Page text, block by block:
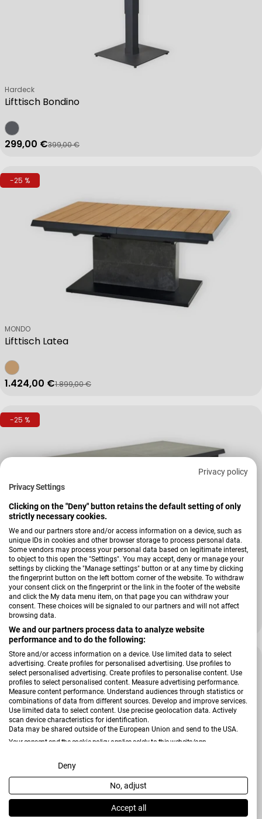
Privacy policy
Privacy Settings
Clicking on the "Deny" button retains the default setting of only
strictly necessary cookies.
We and our partners store and/or access information on a device, such as
unique IDs in cookies and other browser storage to process personal data.
Some vendors may process your personal data based on legitimate interest,
to object to this open the "Settings". You may accept, deny or manage your
settings by clicking the "Manage settings" button or at any time by clicking
the fingerprint button on the left bottom corner of the website. To withdraw
your consent click on the fingerprint or the link in the footer of the website
and click the My data menu item, on that page you can withdraw your
consent. These choices will be signaled to our partners and will not affect
browsing data.
We and our partners process data to analyze website
performance and to do the following:
Store and/or access information on a device. Use limited data to select
advertising. Create profiles for personalised advertising. Use profiles to
select personalised advertising. Create profiles to personalise content. Use
profiles to select personalised content. Measure advertising performance.
Measure content performance. Understand audiences through statistics or
combinations of data from different sources. Develop and improve services.
Use limited data to select content. Use precise geolocation data. Actively
scan device characteristics for identification.
Data may be shared outside of the European Union and send to the USA.
Your consent and the cookie policy applies solely to this website/app.
View Partner List (2 IAB Vendors)
We use your data for the following purposes:
IAB processing purposes:
Deny
No, adjust
Accept all
Lifttisch Bondino
Verkäufer:
Hardeck
Verkaufspreis
299,00 €
Regulärer Preis
399,00 €
-25 %
Lifttisch Latea
Verkäufer:
MONDO
Verkaufspreis
1.424,00 €
Regulärer Preis
1.899,00 €
-25 %
Ausziehtisch Vivera-Stone
Verkäufer:
Hardeck
Verkaufspreis
749,00 €
Regulärer Preis
-24 %